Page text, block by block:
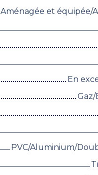
Aménagée et équipée/
En
PVC/Aluminium/